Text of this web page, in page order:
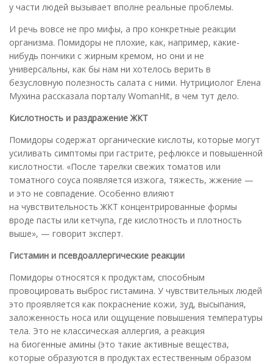
у части людей вызывает вполне реальные проблемы.
И речь вовсе не про мифы, а про конкретные реакции
организма. Помидоры не плохие, как, например, какие-
нибудь пончики с жирным кремом, но они и не
универсальны, как бы нам ни хотелось верить в
безусловную полезность салата с ними. Нутрициолог Елена
Мухина рассказала порталу WomanHit, в чем тут дело.
Кислотность и раздражение ЖКТ
Помидоры содержат органические кислоты, которые могут
усиливать симптомы при гастрите, рефлюксе и повышенной
кислотности. «После тарелки свежих томатов или
томатного соуса появляется изжога, тяжесть, жжение —
и это не совпадение. Особенно влияют
на чувствительность ЖКТ концентрированные формы
вроде пасты или кетчупа, где кислотность и плотность
выше», — говорит эксперт.
Гистамин и псевдоаллергические реакции
Помидоры относятся к продуктам, способным
провоцировать выброс гистамина. У чувствительных людей
это проявляется как покраснение кожи, зуд, высыпания,
заложенность носа или ощущение повышения температуры
тела. Это не классическая аллергия, а реакция
на биогенные амины (это такие активные вещества,
которые образуются в продуктах естественным образом